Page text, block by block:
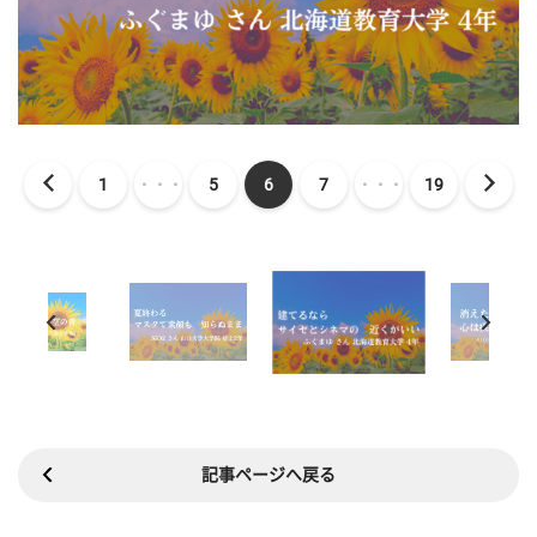
1 ・・・ 5 6 7 ・・・ 19
記事ページへ戻る